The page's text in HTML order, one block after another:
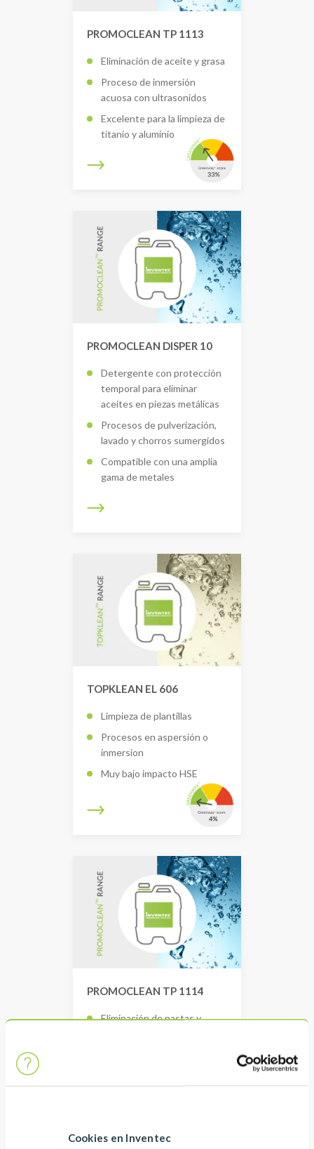
Cookies en Inventec
PROMOCLEAN TP 1113
Eliminación de aceite y grasa
Proceso de inmersión
acuosa con ultrasonidos
Excelente para la limpieza de
titanio y aluminio
PROMOCLEAN DISPER 10
Detergente con protección
temporal para eliminar
aceites en piezas metálicas
Procesos de pulverización,
lavado y chorros sumergidos
Compatible con una amplia
gama de metales
TOPKLEAN EL 606
Limpieza de plantillas
Procesos en aspersión o
inmersion
Muy bajo impacto HSE
PROMOCLEAN TP 1114
Eliminación de pastas y
acuosa con ultrasonidos